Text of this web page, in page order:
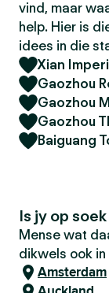
vind, maar
help. Hier is
idees in die
Xian
Gaozhou
Gaozhou
Gaozhou
Baiguang
Is jy op
Mense wat
dikwels ook
Amsterdam